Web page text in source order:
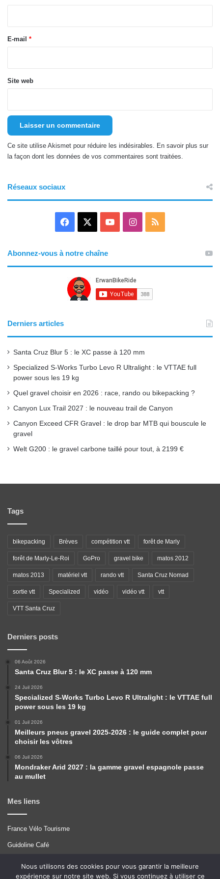
e
E-mail *
Site web
Ce site utilise Akismet pour réduire les indésirables. En savoir plus sur
la façon dont les données de vos commentaires sont traitées
Réseaux sociaux
Facebook YouTubeInstagram
RSS
Abonnez-vous à notre chaîne
Derniers articles
Santa Cruz Blur 5 : le XC passe à 120 mm
Specialized S-Works Turbo Levo R Ultralight : le VTTAE full
power sous les 19 kg
Quel gravel choisir en 2026 : race, rando ou bikepacking ?
Canyon Lux Trail 2027 : le nouveau trail de Canyon
Canyon Exceed CFR Gravel : le drop bar MTB qui bouscule le
gravel
Welt G200 : le gravel carbone taillé pour tout, à 2199 €
Tags
bikepacking Brèves compétition vtt forêt de Marly
forêt de Marly-Le-Roi GoPro gravel bike matos 2012
matos 2013 matériel vtt rando vtt Santa Cruz Nomad
sortie vtt Specialized vidéo vidéo vtt vtt
VTT Santa Cruz
Derniers posts
06 Août 2026
Santa Cruz Blur 5 : le XC passe à 120 mm
24 Juil 2026
Specialized S-Works Turbo Levo R Ultralight : le VTTAE full
power sous les 19 kg
01 Juil 2026
Meilleurs pneus gravel 2025-2026 : le guide complet pour
choisir les vôtres
06 Juil 2026
Mondraker Arid 2027 : la gamme gravel espagnole passe
au mullet
Mes liens
France Vélo Tourisme
Guidoline Café
Tcrouzet
Nous utilisons des cookies pour vous garantir la meilleure
expérience sur notre site web. Si vous continuez à utiliser ce